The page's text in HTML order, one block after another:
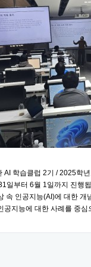
AI 학습클럽 2기 / 2025학
일부터 6월 1일까지 진행
속 인공지능(AI)에 대한
공지능에 대한 사례를 중